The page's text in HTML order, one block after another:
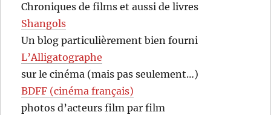
Chroniques de films et aussi de livres
Shangols
Un blog particulièrement bien fourni
L’Alligatographe
sur le cinéma (mais pas seulement…)
BDFF (cinéma français)
photos d’acteurs film par film